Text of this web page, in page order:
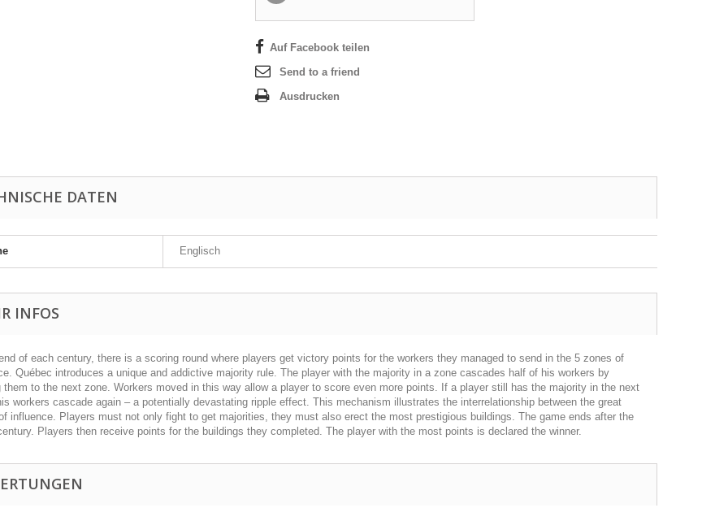
Auf Facebook teilen
Send to a friend
Ausdrucken
DATEN
Englisch
INFOS
of each century, there is a scoring round where players get victory points for the workers they managed to send in the 5 zones of
Québec introduces a unique and addictive majority rule. The player with the majority in a zone cascades half of his workers by
them to the next zone. Workers moved in this way allow a player to score even more points. If a player still has the majority in the next
workers cascade again – a potentially devastating ripple effect. This mechanism illustrates the interrelationship between the great
influence. Players must not only fight to get majorities, they must also erect the most prestigious buildings. The game ends after the
Players then receive points for the buildings they completed. The player with the most points is declared the winner.